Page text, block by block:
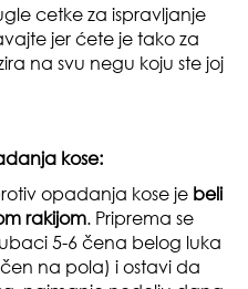
cetke za ispravljanje
jer ćete je tako za
na svu negu koju ste joj
kose:
opadanja kose je beli
rakijom. Priprema se
5-6 čena belog luka
na pola) i ostavi da